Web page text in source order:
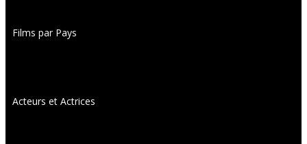
Films par Pays
Acteurs et Actrices